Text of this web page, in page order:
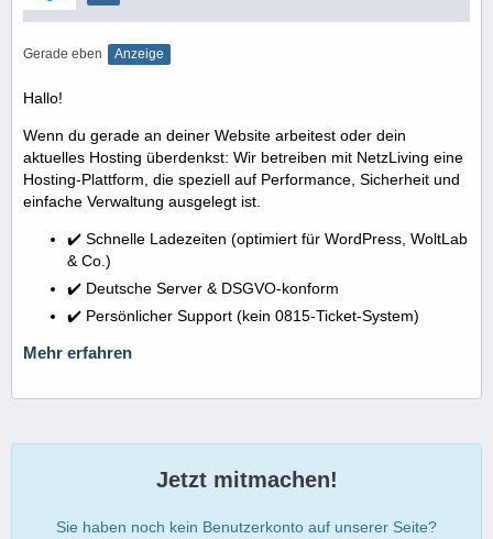
Gerade eben Anzeige
Hallo!
Wenn du gerade an deiner Website arbeitest oder dein
aktuelles Hosting überdenkst: Wir betreiben mit NetzLiving eine
Hosting-Plattform, die speziell auf Performance, Sicherheit und
einfache Verwaltung ausgelegt ist.
✔️ Schnelle Ladezeiten (optimiert für WordPress, WoltLab
& Co.)
✔️ Deutsche Server & DSGVO-konform
✔️ Persönlicher Support (kein 0815-Ticket-System)
Mehr erfahren
Jetzt mitmachen!
Sie haben noch kein Benutzerkonto auf unserer Seite?